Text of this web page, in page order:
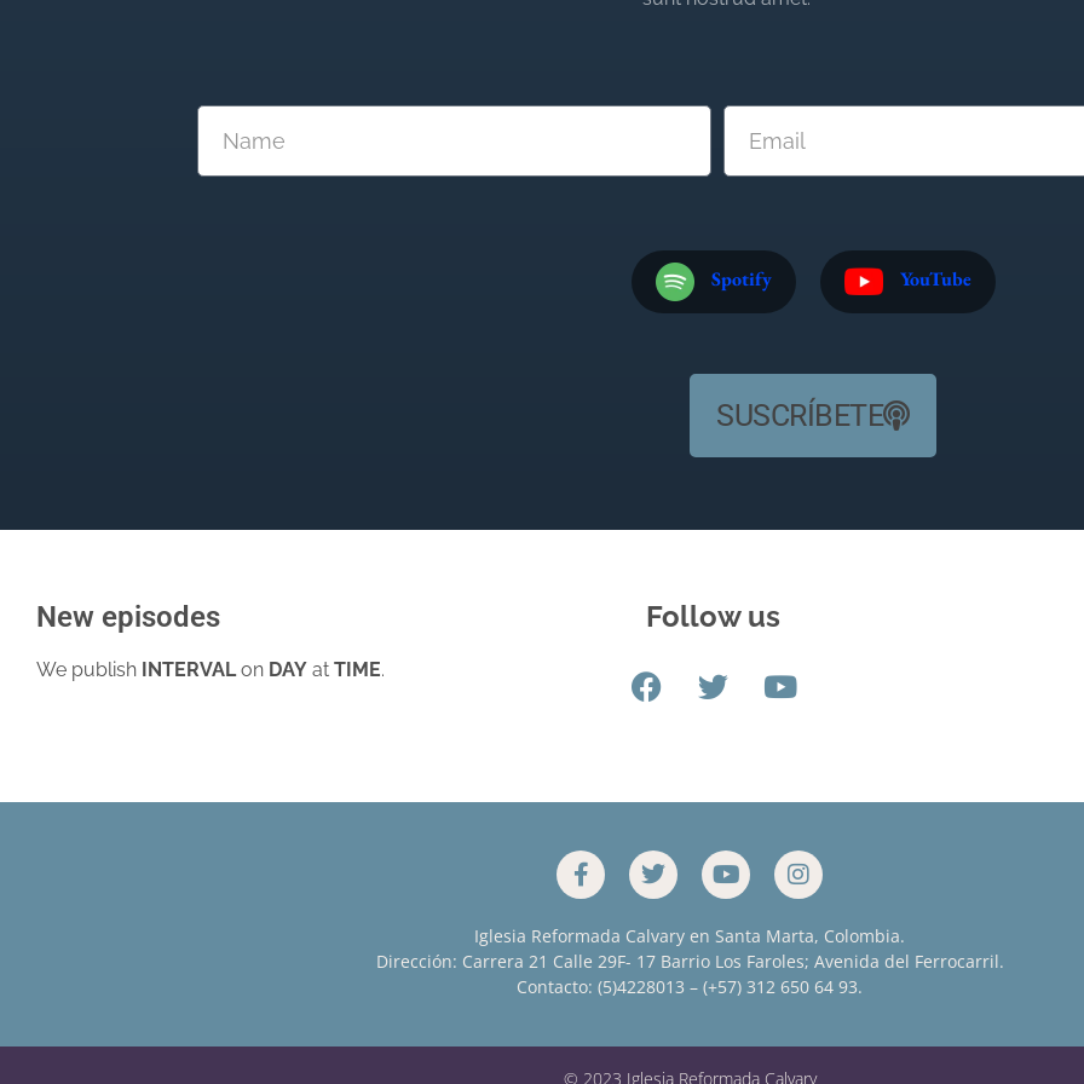
Spotify YouTube
SUSCRÍBETE
New episodes
We publish INTERVALon DAY at TIME.
Follow us
Iglesia Reformada Calvary en Santa Marta, Colombia.
Dirección: Carrera 21 Calle 29F- 17 Barrio Los Faroles; Avenida del Ferrocarril.
Contacto: (5)4228013 – (+57) 312 650 64 93.
© 2023 Iglesia Reformada Calvary